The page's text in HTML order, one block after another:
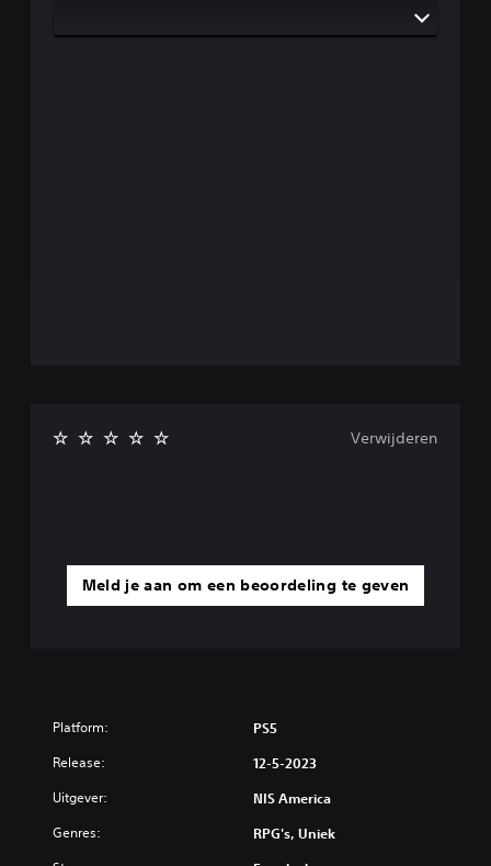
Meld je aan om een beoordeling te geven
Verwijderen
Platform: PS5
Release: 12-5-2023
Uitgever: NIS America
Genres: RPG's, Uniek